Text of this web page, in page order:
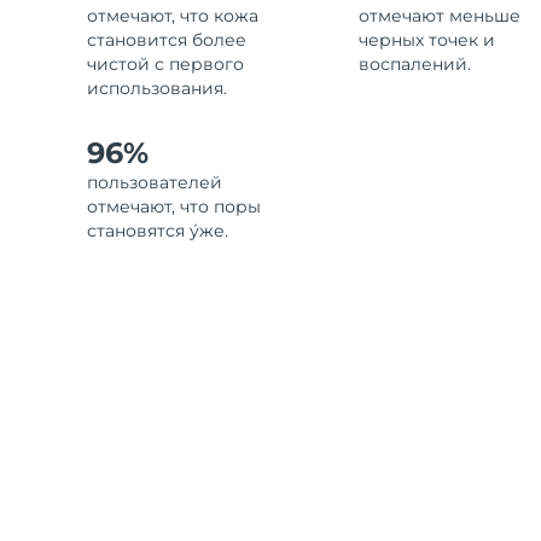
отмечают, что кожа
становится более
чистой с первого
использования.
отмечают меньше
черных точек и
воспалений.
96%
пользователей
отмечают, что поры
становятся у́же.